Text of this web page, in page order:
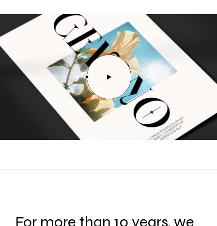
For more than 10 years, we